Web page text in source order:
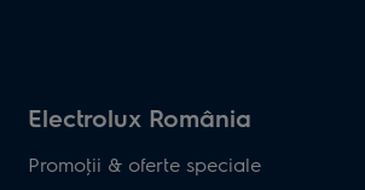
Electrolux România
Promoţii & oferte speciale